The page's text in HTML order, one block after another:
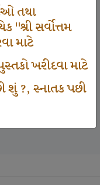
તથા
સર્વોત્તમ
માટે
ખરીદવા માટે
શું ?, સ્નાતક પછી